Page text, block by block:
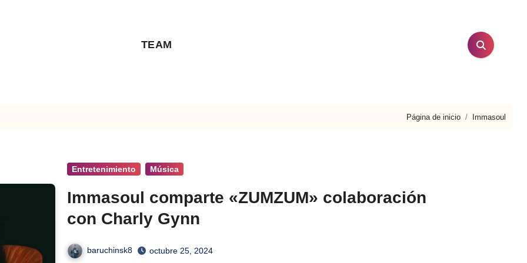
TEAM
Página de inicio Immasoul
Entretenimiento Música
Immasoul comparte «ZUMZUM» colaboración
con Charly Gynn
baruchinsk8 octubre 25, 2024